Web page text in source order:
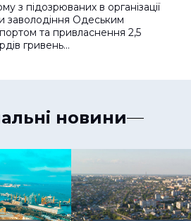
з підозрюваних в організації
заволодіння Одеським
та привласнення 2,5
гривень…
новини